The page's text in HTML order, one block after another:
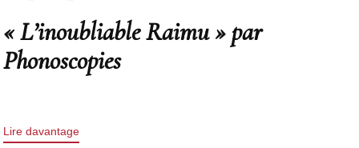
« L’inoubliable Raimu » par
Phonoscopies
Lire davantage